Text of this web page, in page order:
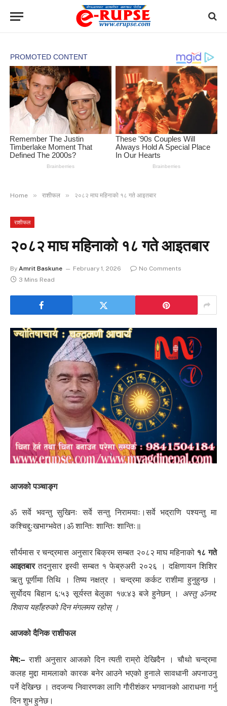
Home » राशीफल » २०८२ माघ महिनाको १८ गते आइतबार
राशीफल
२०८२ माघ महिनाको १८ गते आइतबार
By Amrit Baskune February 1, 2026
No Comments
3 Mins Read
आजको पञ्चाङ्ग
ॐ सर्वे भवन्तु सुखिनः सर्वे सन्तु निरामयाः।सर्वे भद्राणि पश्यन्तु मा
कश्चिद्दुःखभाग्भवेत।ॐ शान्तिः शान्तिः शान्तिः॥
सौर्यमास र चन्द्रमास अनुसार बिक्रम सम्बत २०८२ माघ महिनाको १८ गते
आइतबारतदनुसार इस्वी सम्बत १ फेब्रुअरी २०२६ । दक्षिणायन शिशिर
ऋतु पूर्णीमा तिथि । तिष्य नक्षत्र । चन्द्रमा कर्कट राशीमा हुनुहुन्छ ।
सुर्योदय बिहान ६:५३ सूर्यस्त बेलुका १७:४३ बजे हुनेछन् । अस्तु ॐनम:
शिवाय यहाँहरुको दिन मंगलमय रहोस् ।
आजको दैनिक राशीफल
मेष:– राशी अनुसार आजको दिन त्यती राम्रो देखिदैन । चौथो चन्द्रमा
कलह मुद्दा मामलाको कारक बनेर आउने भएको हुनाले सावधानी अपनाउनु
पर्ने देखिन्छ । तदजन्य निवारणका लागि गौरीशंकर भगवानको आराधना गर्नु
दिन शुभ हुनेछ।